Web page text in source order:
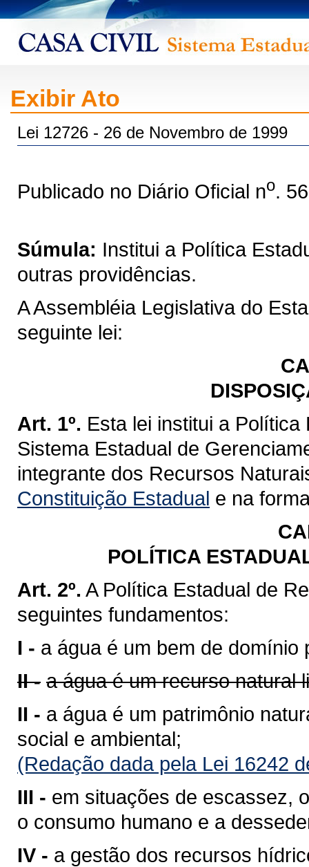
Exibir Ato
Lei 12726 - 26 de Novembro de 1999
Publicado no Diário Oficial no.
Súmula: Institui a Política
outras providências.
A Assembléia Legislativa do
seguinte lei:
Art. 1º. Esta lei institui a
Sistema Estadual de
integrante dos Recursos
Constituição Estadual e na
POLÍTICA
Art. 2º. A Política Estadual de
seguintes fundamentos:
I - a água é um bem de domínio
II - a água é um recurso natural
II - a água é um patrimônio
social e ambiental;
(Redação dada pela Lei 16242
III - em situações de escassez,
o consumo humano e a
IV - a gestão dos recursos